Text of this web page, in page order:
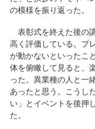
の模様を振り返った。
表彰式を終えた後の
高く評価している。プ
が動かないといったこ
体を俯瞰して見ると、
った。異業種の人と一
あったと思う。こうし
い」とイベントを後押
た。